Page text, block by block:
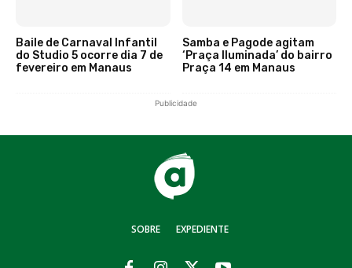
Baile de Carnaval Infantil
do Studio 5 ocorre dia 7 de
fevereiro em Manaus
Samba e Pagode agitam
‘Praça Iluminada’ do bairro
Praça 14 em Manaus
Publicidade
SOBRE EXPEDIENTE